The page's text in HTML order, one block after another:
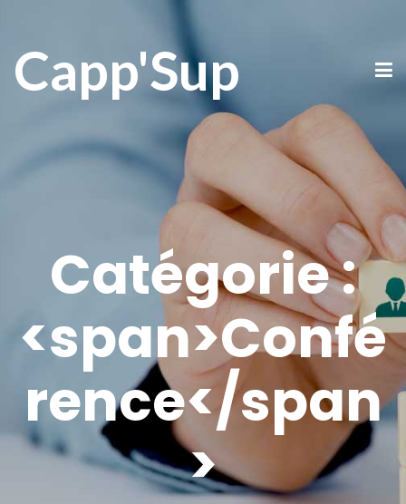
Capp'Sup
Catégorie :
<span>Confé
rence</span
>